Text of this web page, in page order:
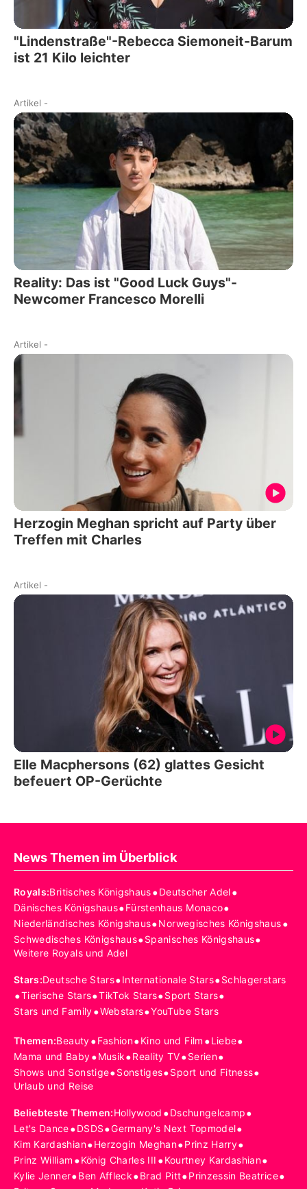
"Lindenstraße"-Rebecca Siemoneit-Barum
ist 21 Kilo leichter
Artikel -
Reality: Das ist "Good Luck Guys"-
Newcomer Francesco Morelli
Artikel -
Herzogin Meghan spricht auf Party über
Treffen mit Charles
Artikel -
Elle Macphersons (62) glattes Gesicht
befeuert OP-Gerüchte
News Themen im Überblick
Royals:Britisches Königshaus•Deutscher Adel•
Dänisches Königshaus•Fürstenhaus Monaco•
Niederländisches Königshaus•Norwegisches Königshaus•
Schwedisches Königshaus•Spanisches Königshaus•
Weitere Royals und Adel
Stars:Deutsche Stars•Internationale Stars•Schlagerstars
•Tierische Stars•TikTok Stars•Sport Stars•
Stars und Family•Webstars•YouTube Stars
Themen:Beauty•Fashion•Kino und Film •Liebe•
Mama und Baby•Musik•Reality TV•Serien•
Shows und Sonstige•Sonstiges•Sport und Fitness•
Urlaub und Reise
Beliebteste Themen:Hollywood •Dschungelcamp•
Let's Dance•DSDS•Germany's Next Topmodel•
Kim Kardashian•Herzogin Meghan•Prinz Harry•
Prinz William •König Charles III •Kourtney Kardashian•
Kylie Jenner•Ben Affleck•Brad Pitt•Prinzessin Beatrice•